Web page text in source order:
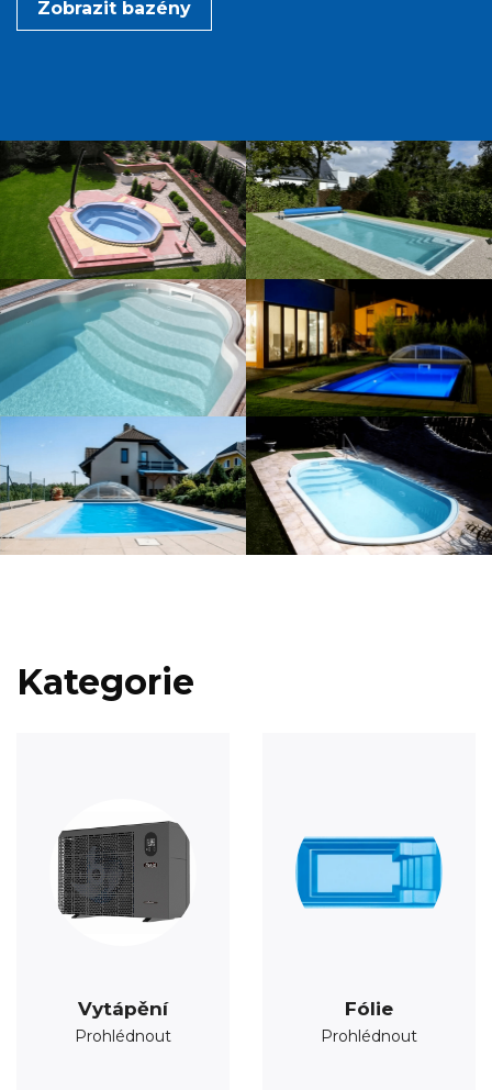
Zobrazit bazény
Kategorie
Vytápění
Prohlédnout
Fólie
Prohlédnout